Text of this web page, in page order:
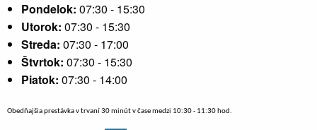
Pondelok: 07:30 - 15:30
Utorok: 07:30 - 15:30
Streda: 07:30 - 17:00
Štvrtok: 07:30 - 15:30
Piatok: 07:30 - 14:00
Obedňajšia prestávka v trvaní 30 minút v čase medzi 10:30 - 11:30 hod.